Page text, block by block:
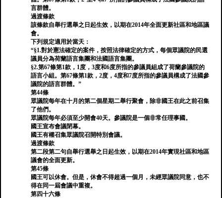
言群體。
過渡條款
該條款自舉行選舉之日起生效，以期在2014年全面更新社區和地區議
會。
下列規定適用於當天：
“§1.對於憲法確定的案件，按照法律確定的方式，每個眾議院的民選
議員分為荷蘭語言集團和法國語言集團。
§2.第67條第1款，1度，3度和6度所指的參議員組成了荷蘭參議院的
語言小組。第67條第1款，2度，4度和7度所指的參議員構成了法國參
議院的語言群體。”
第44條
眾議院每年在十月的第二個星期二舉行聚會，除非國王在此之前召集
了他們。
眾議院每年必須至少開會40天。參議院是一個非常任理事國。
國王宣布會議閉幕。
國王有權召集眾議院召開特別會議。
過渡條款
第二段第二句自舉行選舉之日起生效，以期在2014年實現社區和地區
議會的全面更新。
第45條
國王可以休會。但是，休會不得超過一個月，未經眾議院同意，也不
得在同一屆會議中重複。
第四十六條